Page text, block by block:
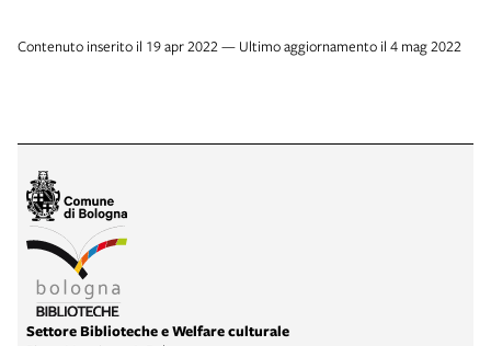
Contenuto inserito il 19 apr 2022 — Ultimo aggiornamento il 4 mag 2022
Settore Biblioteche e Welfare culturale